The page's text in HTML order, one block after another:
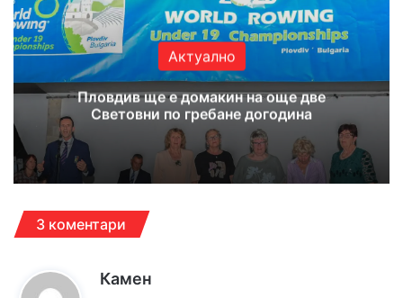
ok
e
m
Актуално
Пловдив ще е домакин на още две
Световни по гребане догодина
3 коментари
Камен